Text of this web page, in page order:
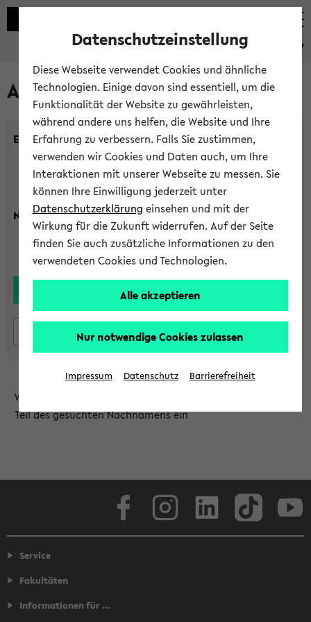
eKVV
Alle Lehrenden
Einrichtung:
Nachname:
Wählen Sie die Einrichtung aus und/oder geben Sie einen
Teil des gesuchten Nachnamens ein
Service
Fakultäten
Informationen für ...
Datenschutzeinstellung
Diese Webseite verwendet Cookies und ähnliche
Technologien. Einige davon sind essentiell, um die
Funktionalität der Website zu gewährleisten,
während andere uns helfen, die Website und Ihre
Erfahrung zu verbessern. Falls Sie zustimmen,
verwenden wir Cookies und Daten auch, um Ihre
Interaktionen mit unserer Webseite zu messen. Sie
können Ihre Einwilligung jederzeit unter
Datenschutzerklärung einsehen und mit der
Wirkung für die Zukunft widerrufen. Auf der Seite
finden Sie auch zusätzliche Informationen zu den
verwendeten Cookies und Technologien.
Alle akzeptieren
Nur notwendige Cookies zulassen
Impressum Datenschutz Barrierefreiheit